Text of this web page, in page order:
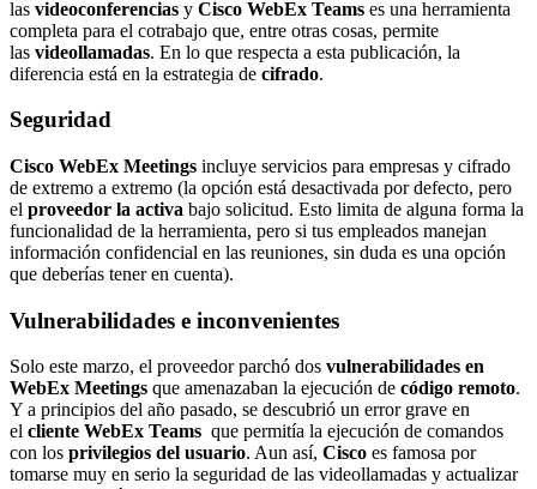
las videoconferencias y Cisco WebEx Teams es una herramienta
completa para el cotrabajo que, entre otras cosas, permite
las videollamadas. En lo que respecta a esta publicación, la
diferencia está en la estrategia de cifrado.
Seguridad
Cisco WebEx Meetings incluye servicios para empresas y cifrado
de extremo a extremo (la opción está desactivada por defecto, pero
el proveedor la activa bajo solicitud. Esto limita de alguna forma la
funcionalidad de la herramienta, pero si tus empleados manejan
información confidencial en las reuniones, sin duda es una opción
que deberías tener en cuenta).
Vulnerabilidades e inconvenientes
Solo este marzo, el proveedor parchó dos vulnerabilidades en
WebEx Meetings que amenazaban la ejecución de código remoto.
Y a principios del año pasado, se descubrió un error grave en
el cliente WebEx Teams que permitía la ejecución de comandos
con los privilegios del usuario. Aun así, Cisco es famosa por
tomarse muy en serio la seguridad de las videollamadas y actualizar